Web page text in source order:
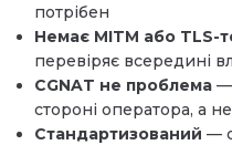
потрібен
Немає MITM або TLS-
перевіряє всередині
CGNAT не проблема —
стороні оператора, а
Стандартизований —